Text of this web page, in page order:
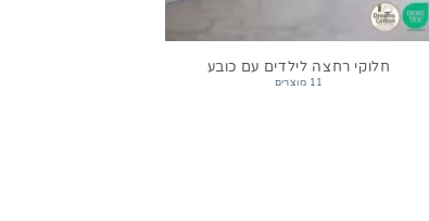
חלוקי רחצה לילדים עם כובע
11 מוצרים